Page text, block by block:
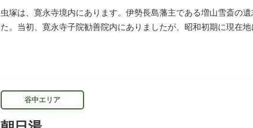
虫塚は、寛永寺境内にあります。伊勢長島藩主である増山雪斎の
た。当初、寛永寺子院勧善院内にありましたが、昭和初期に現在
谷中エリア